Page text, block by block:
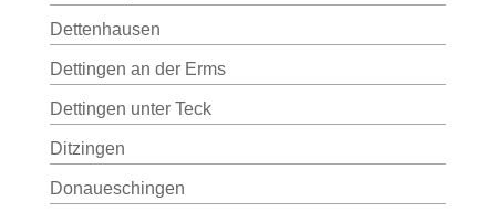
Dettenhausen
Dettingen an der Erms
Dettingen unter Teck
Ditzingen
Donaueschingen